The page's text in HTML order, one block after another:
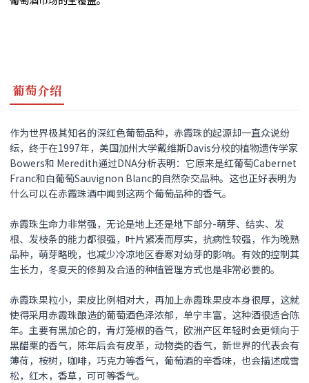
葡萄介绍
作为世界极其知名的深红色葡萄品种，赤霞珠的起源却一直众说纷
纭，终于在1997年，美国加州大学戴维斯Davis分校的植物遗传学家
Bowers和 Meredith通过DNA分析表明：它原来是红葡萄Cabernet
Franc和白葡萄Sauvignon Blanc的自然杂交品种。这也正好表明为
什么可以在赤霞珠酒中闻到这两个葡萄品种的香气。
赤霞珠生命力非常强，无论是地上还是地下部分-萌芽、结实、发
根、发枝条的能力都很强，叶片紧凑而厚实，抗病性较强，作为晚熟
品种，萌芽略晚，也减少冷凉地区春寒对幼芽的影响。有效的控制其
生长力，冬夏天的修剪及合适的种植管理方式也是非常必要的。
赤霞珠果粒小，果皮比例相对大，再加上赤霞珠果皮本身很厚，这就
使得采用赤霞珠酿造的葡萄酒色泽浓郁，单宁丰富，这种酒很适合陈
年。主要有黑加仑的，青灯笼椒的香气，欧洲产区年轻时会更倾向于
黑醋栗的香气，陈年后会有皮革，动物类的香气，新世界的代表会有
薄荷，桉树，咖啡，巧克力等香气，葡萄酒的辛香味，也会描述成雪
松，红木，香草，可可等香气。